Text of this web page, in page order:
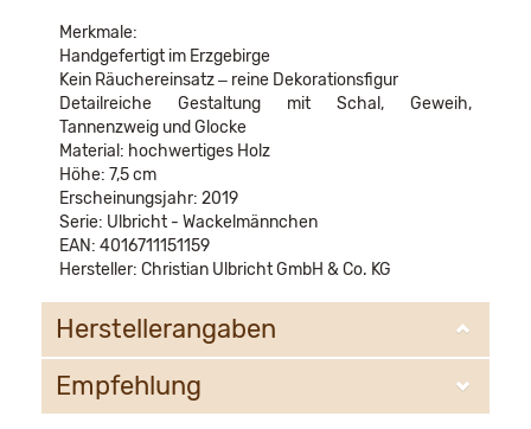
Merkmale:
Handgefertigt im Erzgebirge
Kein Räuchereinsatz – reine Dekorationsfigur
Detailreiche Gestaltung mit Schal, Geweih,
Tannenzweig und Glocke
Material: hochwertiges Holz
Höhe: 7,5 cm
Erscheinungsjahr: 2019
Serie: Ulbricht - Wackelmännchen
EAN: 4016711151159
Hersteller: Christian Ulbricht GmbH & Co. KG
Herstellerangaben
Christian Ulbricht GmbH & Co. KG
Empfehlung